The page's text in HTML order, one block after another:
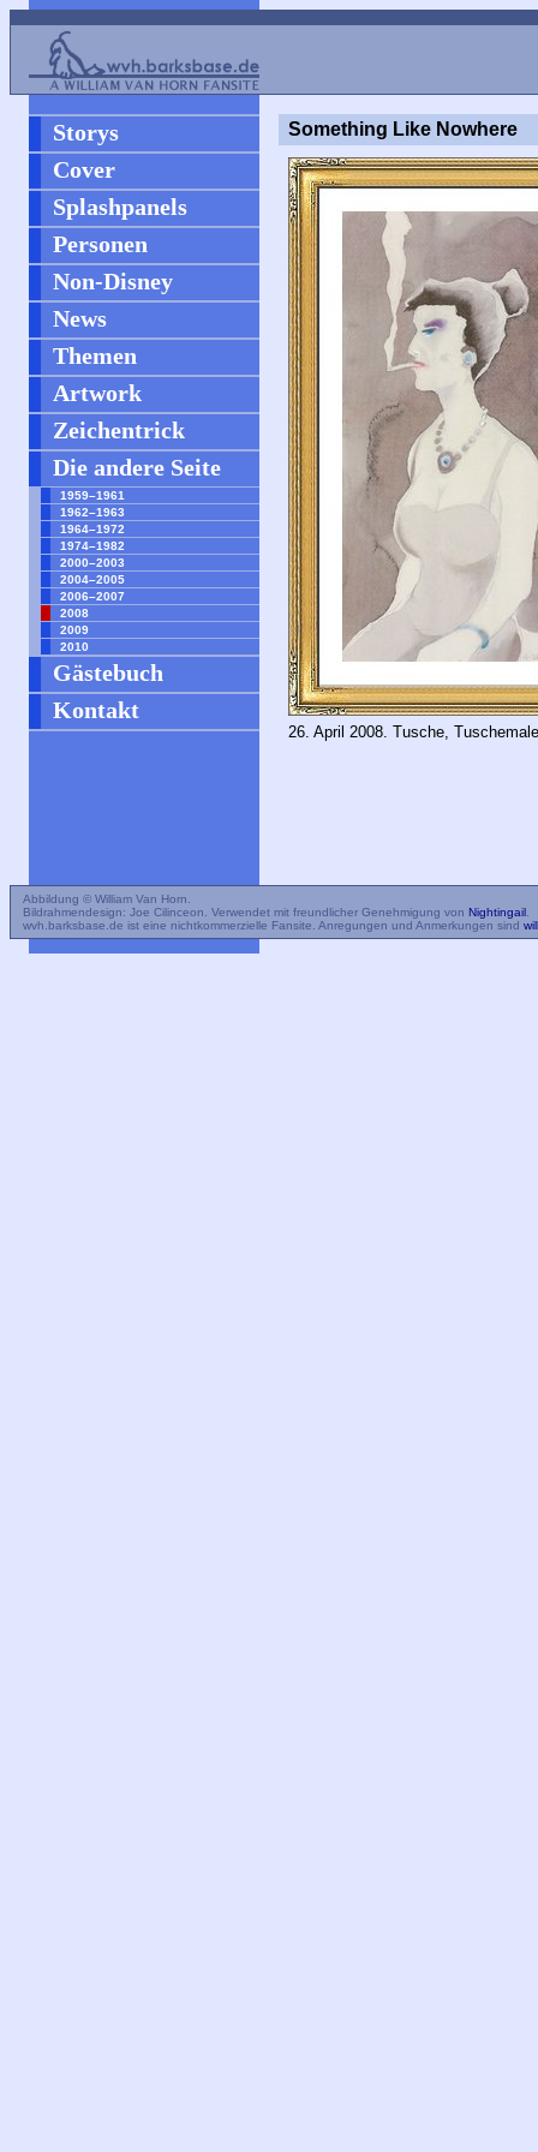
Storys
Cover
Splashpanels
Personen
Non-Disney
News
Themen
Artwork
Zeichentrick
Die andere Seite
1959–1961
1962–1963
1964–1972
1974–1982
2000–2003
2004–2005
2006–2007
2008
2009
2010
Gästebuch
Kontakt
Something Like Nowhere
26. April 2008. Tusche,
Abbildung © William Van Horn.
Bildrahmendesign: Joe Cilinceon. Verwendet mit freundlicher Genehmigung von Nightingail.
wvh.barksbase.de ist eine nichtkommerzielle Fansite. Anregungen und Anmerkungen sind